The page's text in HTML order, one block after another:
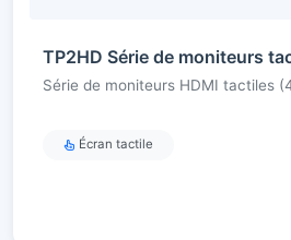
TP2HD Série de moniteurs
Série de moniteurs HDMI tactiles
Écran tactile